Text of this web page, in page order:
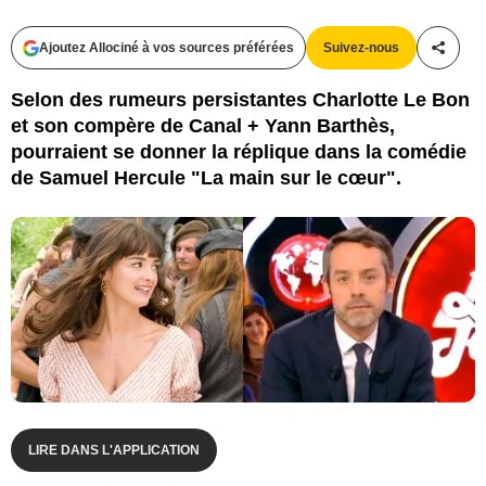
Ajoutez Allociné à vos sources préférées Suivez-nous
Selon des rumeurs persistantes Charlotte Le Bon
et son compère de Canal + Yann Barthès,
pourraient se donner la réplique dans la comédie
de Samuel Hercule "La main sur le cœur".
LIRE DANS L'APPLICATION